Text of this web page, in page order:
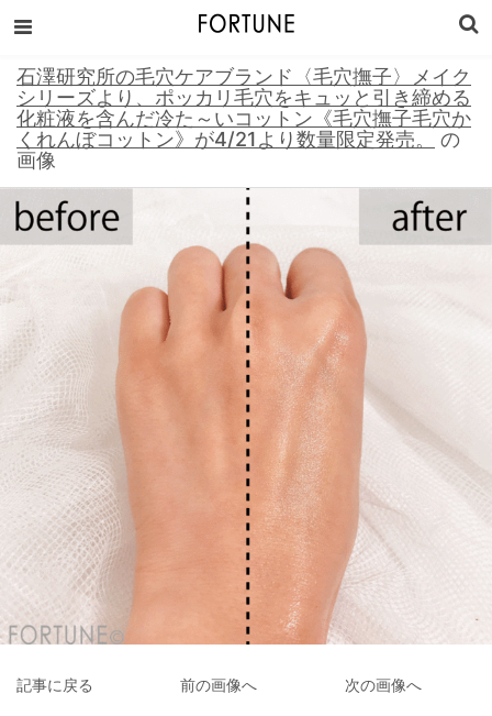
石澤研究所の毛穴ケアブランド〈毛穴撫子〉メイク
シリーズより、ポッカリ毛穴をキュッと引き締める
化粧液を含んだ冷た～いコットン《毛穴撫子毛穴か
くれんぼコットン》が4/21より数量限定発売。
の
画像
記事に戻る 前の画像へ 次の画像へ